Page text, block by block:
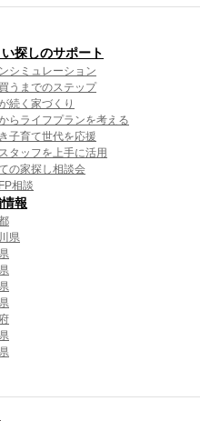
探しのサポート
シミュレーション
うまでのステップ
続く家づくり
らライフプランを考える
子育て世代を応援
タッフを上手に活用
の家探し相談会
相談
報
県